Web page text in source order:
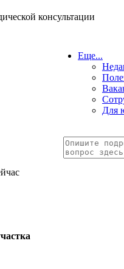
консультации
Еще...
Для